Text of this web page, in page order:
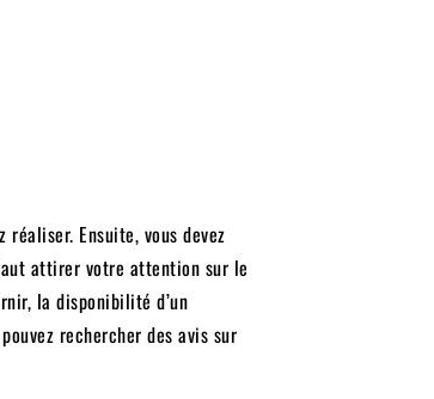
Ensuite, vous devez
attirer votre attention sur le
la disponibilité d’un
rechercher des avis sur